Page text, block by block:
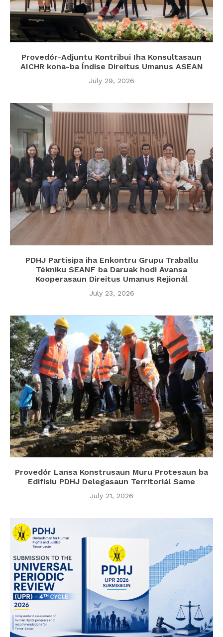
Provedór-Adjuntu Kontribui Iha Konsultasaun
AICHR kona-ba Índise Direitus Umanus ASEAN
July 29, 2026
PDHJ Partisipa iha Enkontru Grupu Traballu
Tékniku SEANF ba Daruak hodi Avansa
Kooperasaun Direitus Umanus Rejionál
July 23, 2026
Provedór Lansa Konstrusaun Muru Protesaun ba
Edifísiu PDHJ Delegasaun Territoriál Same
July 21, 2026